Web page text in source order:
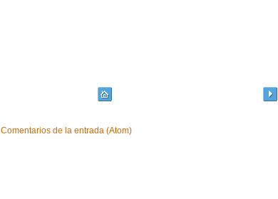
Comentarios de la entrada (Atom)